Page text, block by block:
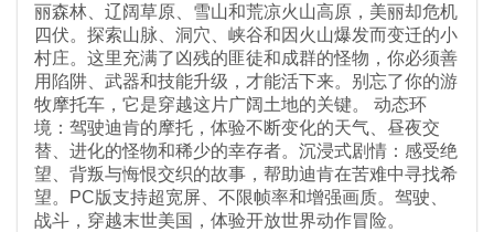
丽森林、辽阔草原、雪山和荒凉火山高原，美丽却危机
四伏。探索山脉、洞穴、峡谷和因火山爆发而变迁的小
村庄。这里充满了凶残的匪徒和成群的怪物，你必须善
用陷阱、武器和技能升级，才能活下来。别忘了你的游
牧摩托车，它是穿越这片广阔土地的关键。 动态环
境：驾驶迪肯的摩托，体验不断变化的天气、昼夜交
替、进化的怪物和稀少的幸存者。沉浸式剧情：感受绝
望、背叛与悔恨交织的故事，帮助迪肯在苦难中寻找希
望。PC版支持超宽屏、不限帧率和增强画质。驾驶、
战斗，穿越末世美国，体验开放世界动作冒险。